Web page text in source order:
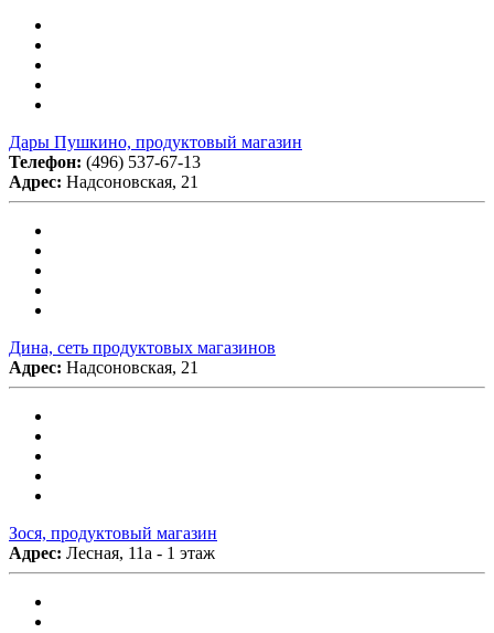
Дары Пушкино, продуктовый магазин
Телефон: (496) 537-67-13
Адрес: Надсоновская, 21
Дина, сеть продуктовых магазинов
Адрес: Надсоновская, 21
Зося, продуктовый магазин
Адрес: Лесная, 11а - 1 этаж